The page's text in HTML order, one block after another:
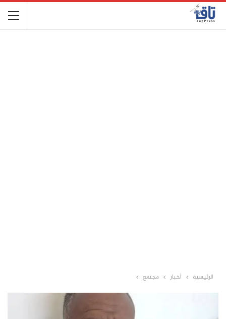
الرئيسية أخبار مجتمع